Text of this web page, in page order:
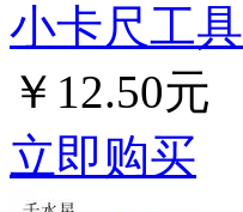
小卡尺工具
￥12.50元
立即购买